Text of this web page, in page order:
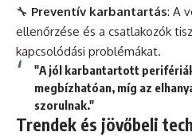
🔧 Preventív karbantartás: A
ellenőrzése és a csatlakozók
kapcsolódási problémákat.
"A jól karbantartott
megbízhatóan, míg az
szorulnak."
Trendek és jövőbeli